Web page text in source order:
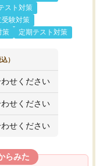
スト対策
受験対策
策
定期テスト対策
込）
せください
せください
せください
らみた